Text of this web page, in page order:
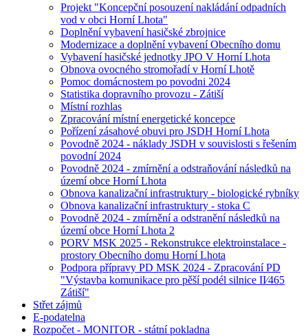
Projekt "Koncepční posouzení nakládání odpadních
vod v obci Horní Lhota"
Doplnění vybavení hasičské zbrojnice
Modernizace a doplnění vybavení Obecního domu
Vybavení hasičské jednotky JPO V Horní Lhota
Obnova ovocného stromořadí v Horní Lhotě
Pomoc domácnostem po povodni 2024
Statistika dopravního provozu - Zátiší
Místní rozhlas
Zpracování místní energetické koncepce
Pořízení zásahové obuvi pro JSDH Horní Lhota
Povodně 2024 - náklady JSDH v souvislosti s řešením
povodní 2024
Povodně 2024 - zmírnění a odstraňování následků na
území obce Horní Lhota
Obnova kanalizační infrastruktury - biologické rybníky
Obnova kanalizační infrastruktury - stoka C
Povodně 2024 - zmírnění a odstranění následků na
území obce Horní Lhota 2
PORV MSK 2025 - Rekonstrukce elektroinstalace -
prostory Obecního domu Horní Lhota
Podpora přípravy PD MSK 2024 - Zpracování PD
"Výstavba komunikace pro pěší podél silnice II⁄465
Zátiší"
Střet zájmů
E-podatelna
Rozpočet - MONITOR - státní pokladna